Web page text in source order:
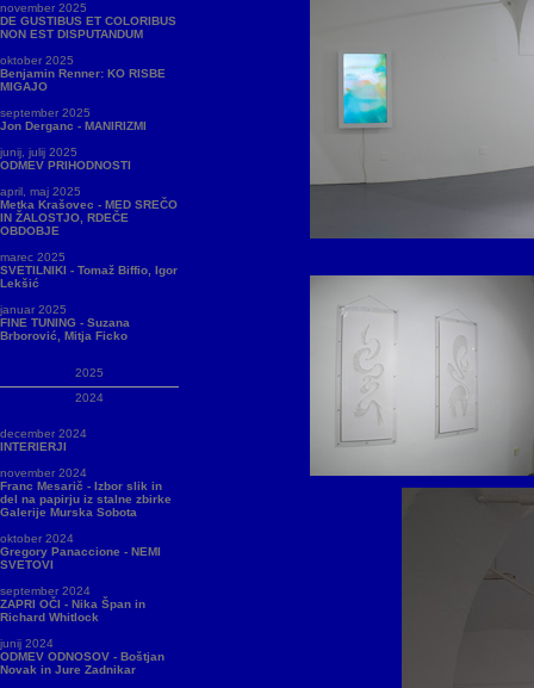
november 2025
DE GUSTIBUS ET COLORIBUS
NON EST DISPUTANDUM
oktober 2025
Benjamin Renner: KO RISBE
MIGAJO
september 2025
Jon Derganc - MANIRIZMI
junij, julij 2025
ODMEV PRIHODNOSTI
april, maj 2025
Metka Krašovec - MED SREČO
IN ŽALOSTJO, RDEČE
OBDOBJE
marec 2025
SVETILNIKI - Tomaž Biffio, Igor
Lekšić
januar 2025
FINE TUNING - Suzana
Brborović, Mitja Ficko
2025
2024
december 2024
INTERIERJI
november 2024
Franc Mesarič - Izbor slik in
del na papirju iz stalne zbirke
Galerije Murska Sobota
oktober 2024
Gregory Panaccione - NEMI
SVETOVI
september 2024
ZAPRI OČI - Nika Špan in
Richard Whitlock
junij 2024
ODMEV ODNOSOV - Boštjan
Novak in Jure Zadnikar